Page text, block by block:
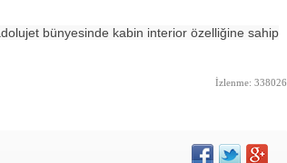
bünyesinde kabin interior özelliğine sahip
İzlenme: 338026